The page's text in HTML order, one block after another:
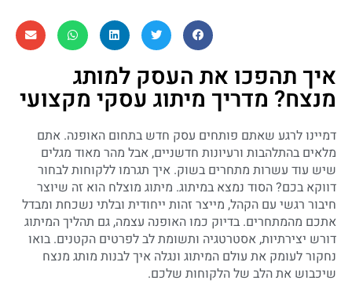
איך תהפכו את העסק למותג
מנצח? מדריך מיתוג עסקי מקצועי
דמיינו לרגע שאתם פותחים עסק חדש בתחום האופנה. אתם
מלאים בהתלהבות ורעיונות חדשניים, אבל מהר מאוד מגלים
שיש עוד עשרות מתחרים בשוק. איך תגרמו ללקוחות לבחור
דווקא בכם? הסוד נמצא במיתוג. מיתוג מוצלח הוא זה שיוצר
חיבור רגשי עם הקהל, מייצר זהות ייחודית ובלתי נשכחת ומבדל
אתכם מהמתחרים. בדיוק כמו האופנה עצמה, גם תהליך המיתוג
דורש יצירתיות, אסטרטגיה ותשומת לב לפרטים הקטנים. בואו
נחקור לעומק את עולם המיתוג ונגלה איך לבנות מותג מנצח
שיכבוש את הלב של הלקוחות שלכם.